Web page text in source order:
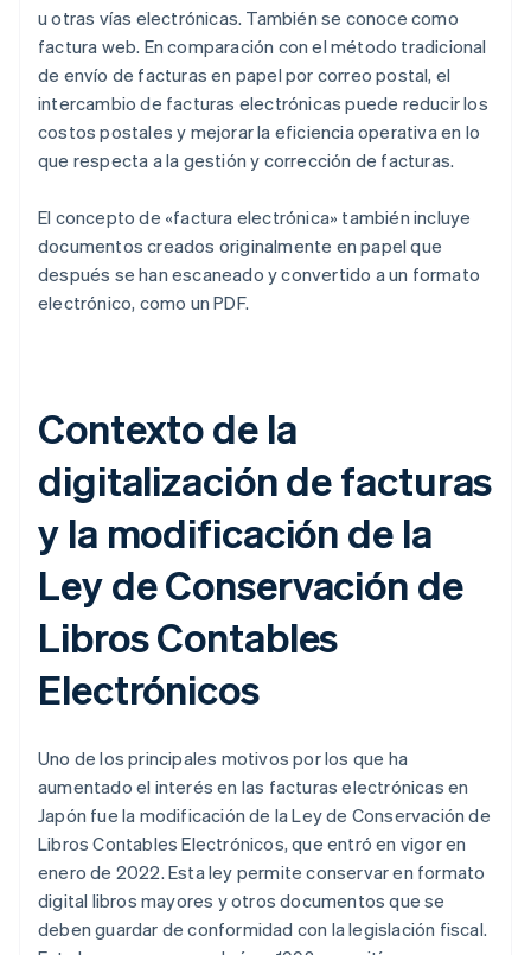
u otras vías electrónicas. También se conoce como
factura web. En comparación con el método tradicional
de envío de facturas en papel por correo postal, el
intercambio de facturas electrónicas puede reducir los
costos postales y mejorar la eficiencia operativa en lo
que respecta a la gestión y corrección de facturas.
El concepto de «factura electrónica» también incluye
documentos creados originalmente en papel que
después se han escaneado y convertido a un formato
electrónico, como un PDF.
Contexto de la
digitalización de facturas
y la modificación de la
Ley de Conservación de
Libros Contables
Electrónicos
Uno de los principales motivos por los que ha
aumentado el interés en las facturas electrónicas en
Japón fue la modificación de la Ley de Conservación de
Libros Contables Electrónicos, que entró en vigor en
enero de 2022. Esta ley permite conservar en formato
digital libros mayores y otros documentos que se
deben guardar de conformidad con la legislación fiscal.